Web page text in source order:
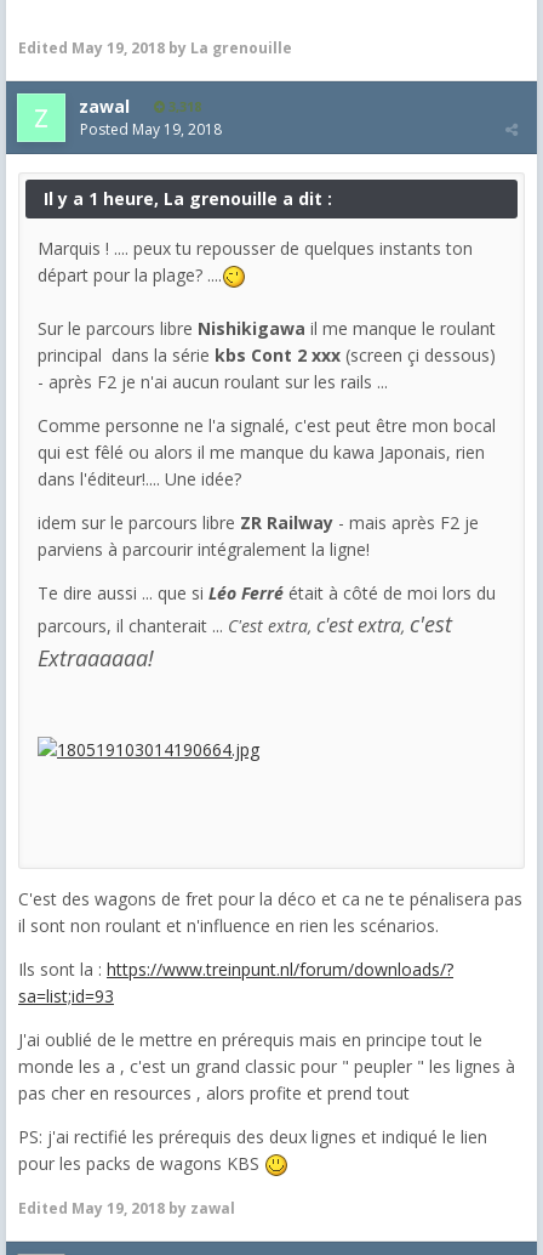
Edited May 19, 2018 by La grenouille
zawal 3,318
Posted May 19, 2018
Il y a 1 heure, La grenouille a dit :
Marquis ! .... peux tu repousser de quelques instants ton
départ pour la plage? ....
Sur le parcours libre Nishikigawa il me manque le roulant
principal dans la série kbs Cont 2 xxx (screen çi dessous)
- après F2 je n'ai aucun roulant sur les rails ...
Comme personne ne l'a signalé, c'est peut être mon bocal
qui est fêlé ou alors il me manque du kawa Japonais, rien
dans l'éditeur!.... Une idée?
idem sur le parcours libre ZR Railway - mais après F2 je
parviens à parcourir intégralement la ligne!
Te dire aussi ... que si Léo Ferré était à côté de moi lors du
parcours, il chanterait ... C'est extra, c'est extra, c'est
Extraaaaaa!
C'est des wagons de fret pour la déco et ca ne te pénalisera pas
il sont non roulant et n'influence en rien les scénarios.
Ils sont la : https://www.treinpunt.nl/forum/downloads/?
sa=list;id=93
J'ai oublié de le mettre en prérequis mais en principe tout le
monde les a , c'est un grand classic pour " peupler " les lignes à
pas cher en resources , alors profite et prend tout
PS: j'ai rectifié les prérequis des deux lignes et indiqué le lien
pour les packs de wagons KBS
Edited May 19, 2018 by zawal